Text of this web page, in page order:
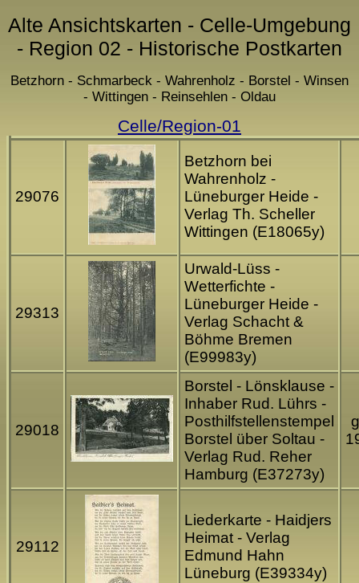
Alte Ansichtskarten - Celle-Umgebung
- Region 02 - Historische Postkarten
Betzhorn - Schmarbeck - Wahrenholz - Borstel - Winsen
- Wittingen - Reinsehlen - Oldau
Celle/Region-01
29076
Betzhorn bei
Wahrenholz -
Lüneburger Heide -
Verlag Th. Scheller
Wittingen (E18065y)
29313
Urwald-Lüss -
Wetterfichte -
Lüneburger Heide -
Verlag Schacht &
Böhme Bremen
(E99983y)
29018
Borstel - Lönsklause -
Inhaber Rud. Lührs -
Posthilfstellenstempel
Borstel über Soltau -
Verlag Rud. Reher
Hamburg (E37273y)
29112
Liederkarte - Haidjers
Heimat - Verlag
Edmund Hahn
Lüneburg (E39334y)